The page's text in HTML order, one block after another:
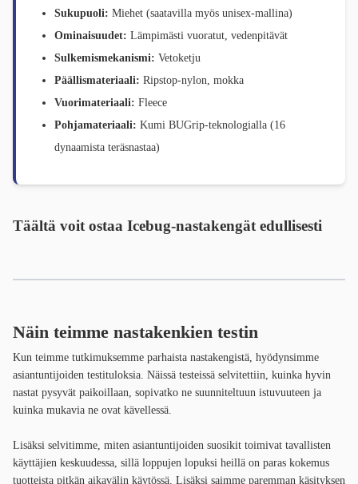
Sukupuoli: Miehet (saatavilla myös unisex-mallina)
Ominaisuudet: Lämpimästi vuoratut, vedenpitävät
Sulkemismekanismi: Vetoketju
Päällismateriaali: Ripstop-nylon, mokka
Vuorimateriaali: Fleece
Pohjamateriaali: Kumi BUGrip-teknologialla (16
dynaamista teräsnastaa)
Täältä voit ostaa Icebug-nastakengät edullisesti
Näin teimme nastakenkien testin
Kun teimme tutkimuksemme parhaista nastakengistä, hyödynsimme
asiantuntijoiden testituloksia. Näissä testeissä selvitettiin, kuinka hyvin
nastat pysyvät paikoillaan, sopivatko ne suunniteltuun istuvuuteen ja
kuinka mukavia ne ovat kävellessä.
Lisäksi selvitimme, miten asiantuntijoiden suosikit toimivat tavallisten
käyttäjien keskuudessa, sillä loppujen lopuksi heillä on paras kokemus
tuotteista pitkän aikavälin käytössä. Lisäksi saimme paremman käsityksen